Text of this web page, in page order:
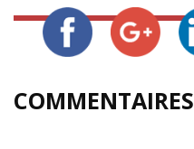
COMMENTAIRES